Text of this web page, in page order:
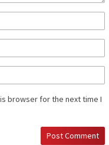
browser for the next time I